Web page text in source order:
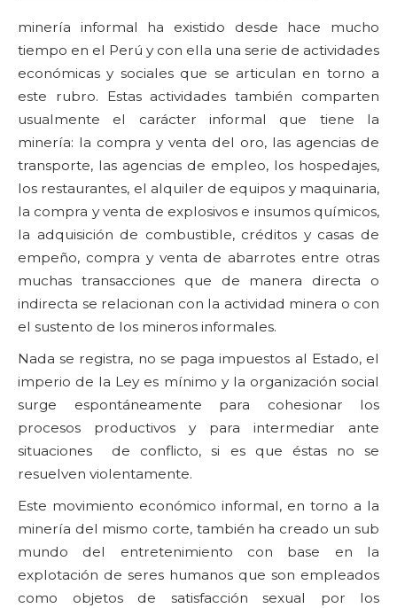
minería informal ha existido desde hace mucho
tiempo en el Perú y con ella una serie de actividades
económicas y sociales que se articulan en torno a
este rubro. Estas actividades también comparten
usualmente el carácter informal que tiene la
minería: la compra y venta del oro, las agencias de
transporte, las agencias de empleo, los hospedajes,
los restaurantes, el alquiler de equipos y maquinaria,
la compra y venta de explosivos e insumos químicos,
la adquisición de combustible, créditos y casas de
empeño, compra y venta de abarrotes entre otras
muchas transacciones que de manera directa o
indirecta se relacionan con la actividad minera o con
el sustento de los mineros informales.
Nada se registra, no se paga impuestos al Estado, el
imperio de la Ley es mínimo y la organización social
surge espontáneamente para cohesionar los
procesos productivos y para intermediar ante
situaciones de conflicto, si es que éstas no se
resuelven violentamente.
Este movimiento económico informal, en torno a la
minería del mismo corte, también ha creado un sub
mundo del entretenimiento con base en la
explotación de seres humanos que son empleados
como objetos de satisfacción sexual por los